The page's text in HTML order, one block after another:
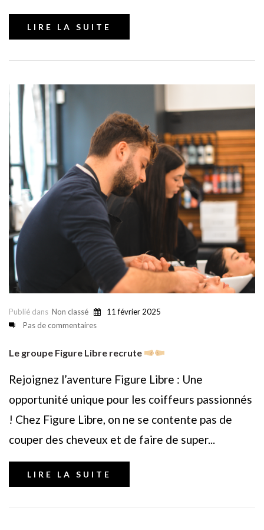
LIRE LA SUITE
Publié dans Non classé
11 février 2025
Pas de commentaires
Le groupe Figure Libre recrute
Rejoignez l’aventure Figure Libre : Une
opportunité unique pour les coiffeurs passionnés
! Chez Figure Libre, on ne se contente pas de
couper des cheveux et de faire de super...
LIRE LA SUITE